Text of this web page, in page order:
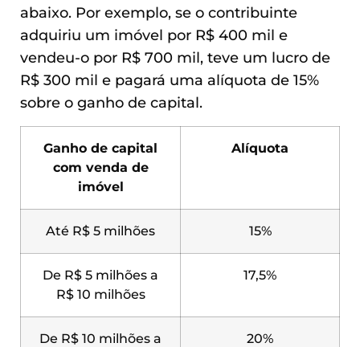
abaixo. Por exemplo, se o contribuinte
adquiriu um imóvel por R$ 400 mil e
vendeu-o por R$ 700 mil, teve um lucro de
R$ 300 mil e pagará uma alíquota de 15%
sobre o ganho de capital.
Ganho de capital
com venda de
imóvel
Alíquota
Até R$ 5 milhões 15%
De R$ 5 milhões a
R$ 10 milhões
17,5%
De R$ 10 milhões a
20%